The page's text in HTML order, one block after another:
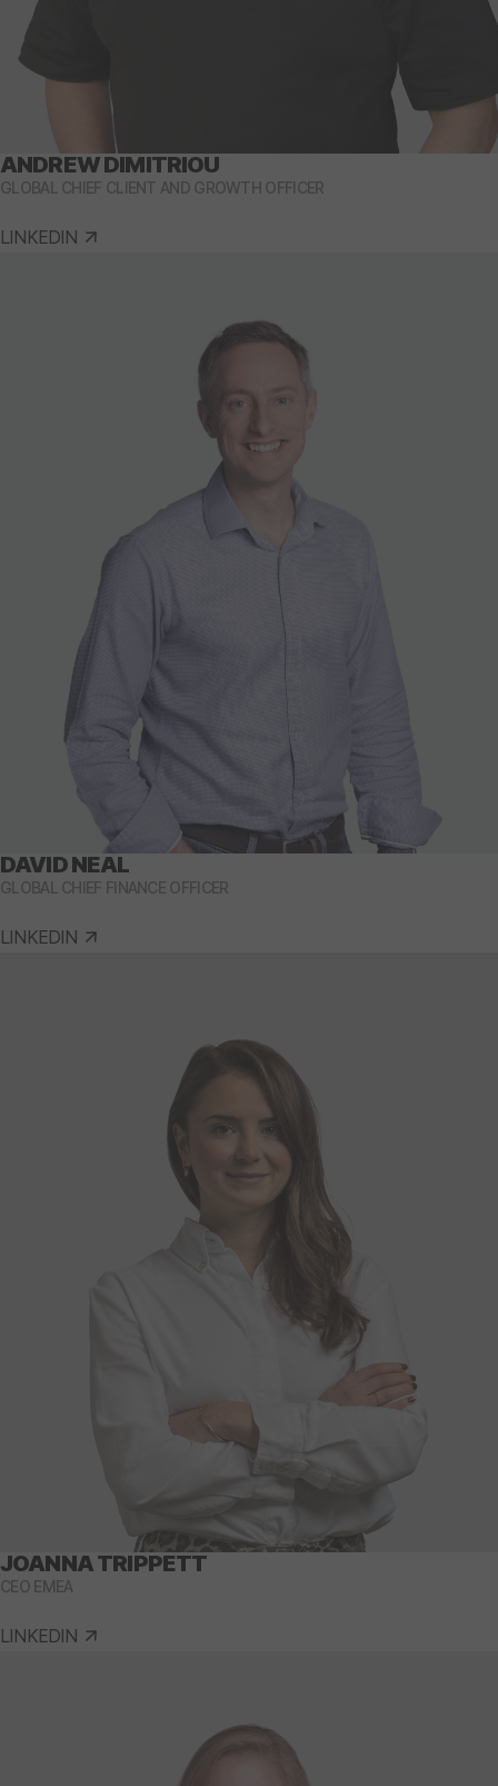
ANDREW DIMITRIOU
GLOBAL CHIEF CLIENT AND GROWTH OFFICER
LINKEDIN
DAVID NEAL
GLOBAL CHIEF FINANCE OFFICER
LINKEDIN
JOANNA TRIPPETT
CEO EMEA
LINKEDIN